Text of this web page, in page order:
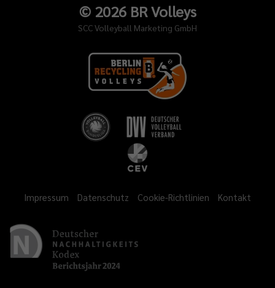
© 2026BR Volleys
SCC Volleyball Marketing GmbH
Impressum Datenschutz Cookie-Richtlinien Kontakt